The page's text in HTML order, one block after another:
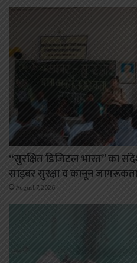
“सुरक्षित डिजिटल भारत” का
साइबर सुरक्षा व कानून
August 7, 2026